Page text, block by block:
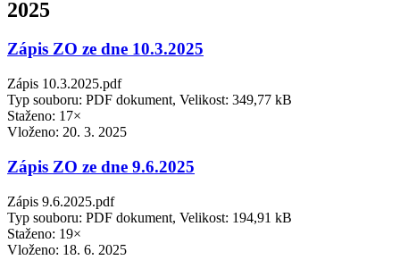
2025
Zápis ZO ze dne 10.3.2025
Zápis 10.3.2025.pdf
Typ souboru: PDF dokument, Velikost: 349,77 kB
Staženo: 17×
Vloženo: 20. 3. 2025
Zápis ZO ze dne 9.6.2025
Zápis 9.6.2025.pdf
Typ souboru: PDF dokument, Velikost: 194,91 kB
Staženo: 19×
Vloženo: 18. 6. 2025